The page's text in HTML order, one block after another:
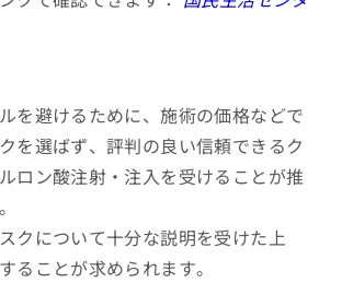
を避けるために、施術の価格などで
を選ばず、評判の良い信頼できるク
ロン酸注射・注入を受けることが推
クについて十分な説明を受けた上
ることが求められます。